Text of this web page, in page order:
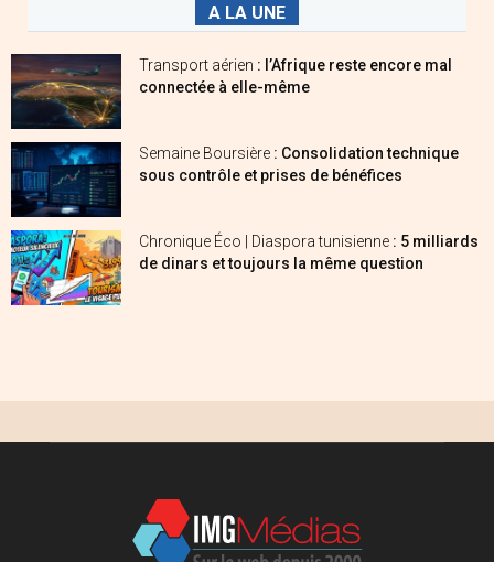
A LA UNE
Transport aérien : l’Afrique reste encore mal
connectée à elle-même
Semaine Boursière : Consolidation technique
sous contrôle et prises de bénéfices
Chronique Éco | Diaspora tunisienne : 5 milliards
de dinars et toujours la même question